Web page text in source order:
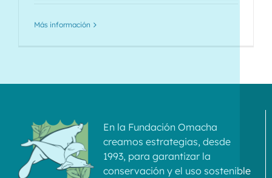
Más información
En la Fundación Omacha
creamos estrategias, desde
1993, para garantizar la
conservación y el uso sostenible